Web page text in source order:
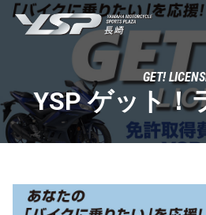
YSP長崎
GET!
YSP ゲット！